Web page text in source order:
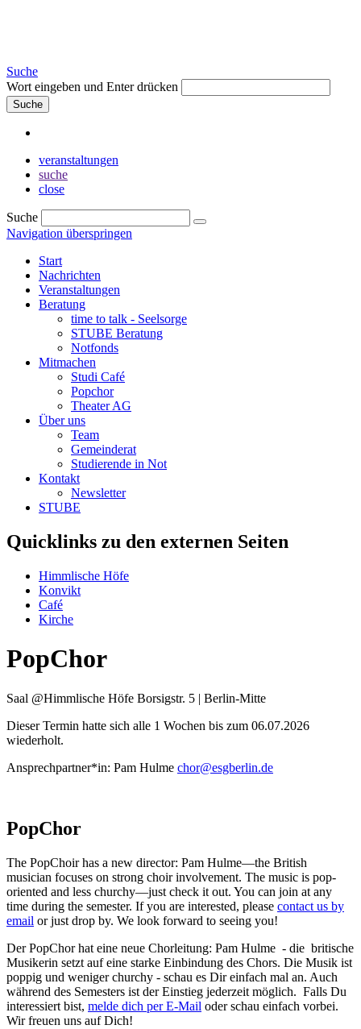
Suche
Wort eingeben und Enter drücken
Suche
veranstaltungen
suche
close
Suche
Navigation überspringen
Start
Nachrichten
Veranstaltungen
Beratung
time to talk - Seelsorge
STUBE Beratung
Notfonds
Mitmachen
Studi Café
Popchor
Theater AG
Über uns
Team
Gemeinderat
Studierende in Not
Kontakt
Newsletter
STUBE
Quicklinks zu den externen Seiten
Himmlische Höfe
Konvikt
Café
Kirche
PopChor
Saal @Himmlische Höfe Borsigstr. 5 | Berlin-Mitte
Dieser Termin hatte sich alle 1 Wochen bis zum 06.07.2026
wiederholt.
Ansprechpartner*in: Pam Hulme chor@esgberlin.de
PopChor
The PopChoir has a new director: Pam Hulme—the British
musician focuses on strong choir involvement. The music is pop-
oriented and less churchy—just check it out. You can join at any
time during the semester. If you are interested, please contact us by
email or just drop by. We look forward to seeing you!
Der PopChor hat eine neue Chorleitung: Pam Hulme - die britische
Musikerin setzt auf eine starke Einbindung des Chors. Die Musik ist
poppig und weniger churchy - schau es Dir einfach mal an. Auch
während des Semesters ist der Einstieg jederzeit möglich. Falls Du
interessiert bist, melde dich per E-Mail oder schau einfach vorbei.
Wir freuen uns auf Dich!